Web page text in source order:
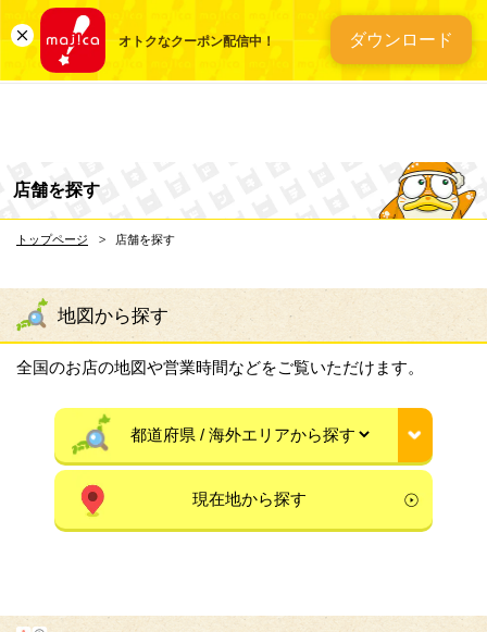
オトクなクーポン配信中！ ダウンロード
総合ディスカウント
店舗を探す
トップページ 店舗を探す
地図から探す
全国のお店の地図や営業時間などをご覧いただけます。
現在地から探す